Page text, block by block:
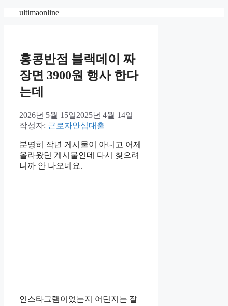
ultimaonline
홍콩반점 블랙데이 짜
장면 3900원 행사 한다
는데
2026년 5월 15일2025년 4월 14일
작성자: 근로자안심대출
분명히 작년 게시물이 아니고 어제
올라왔던 게시물인데 다시 찾으려
니까 안 나오네요.
인스타그램이었는지 어딘지는 잘